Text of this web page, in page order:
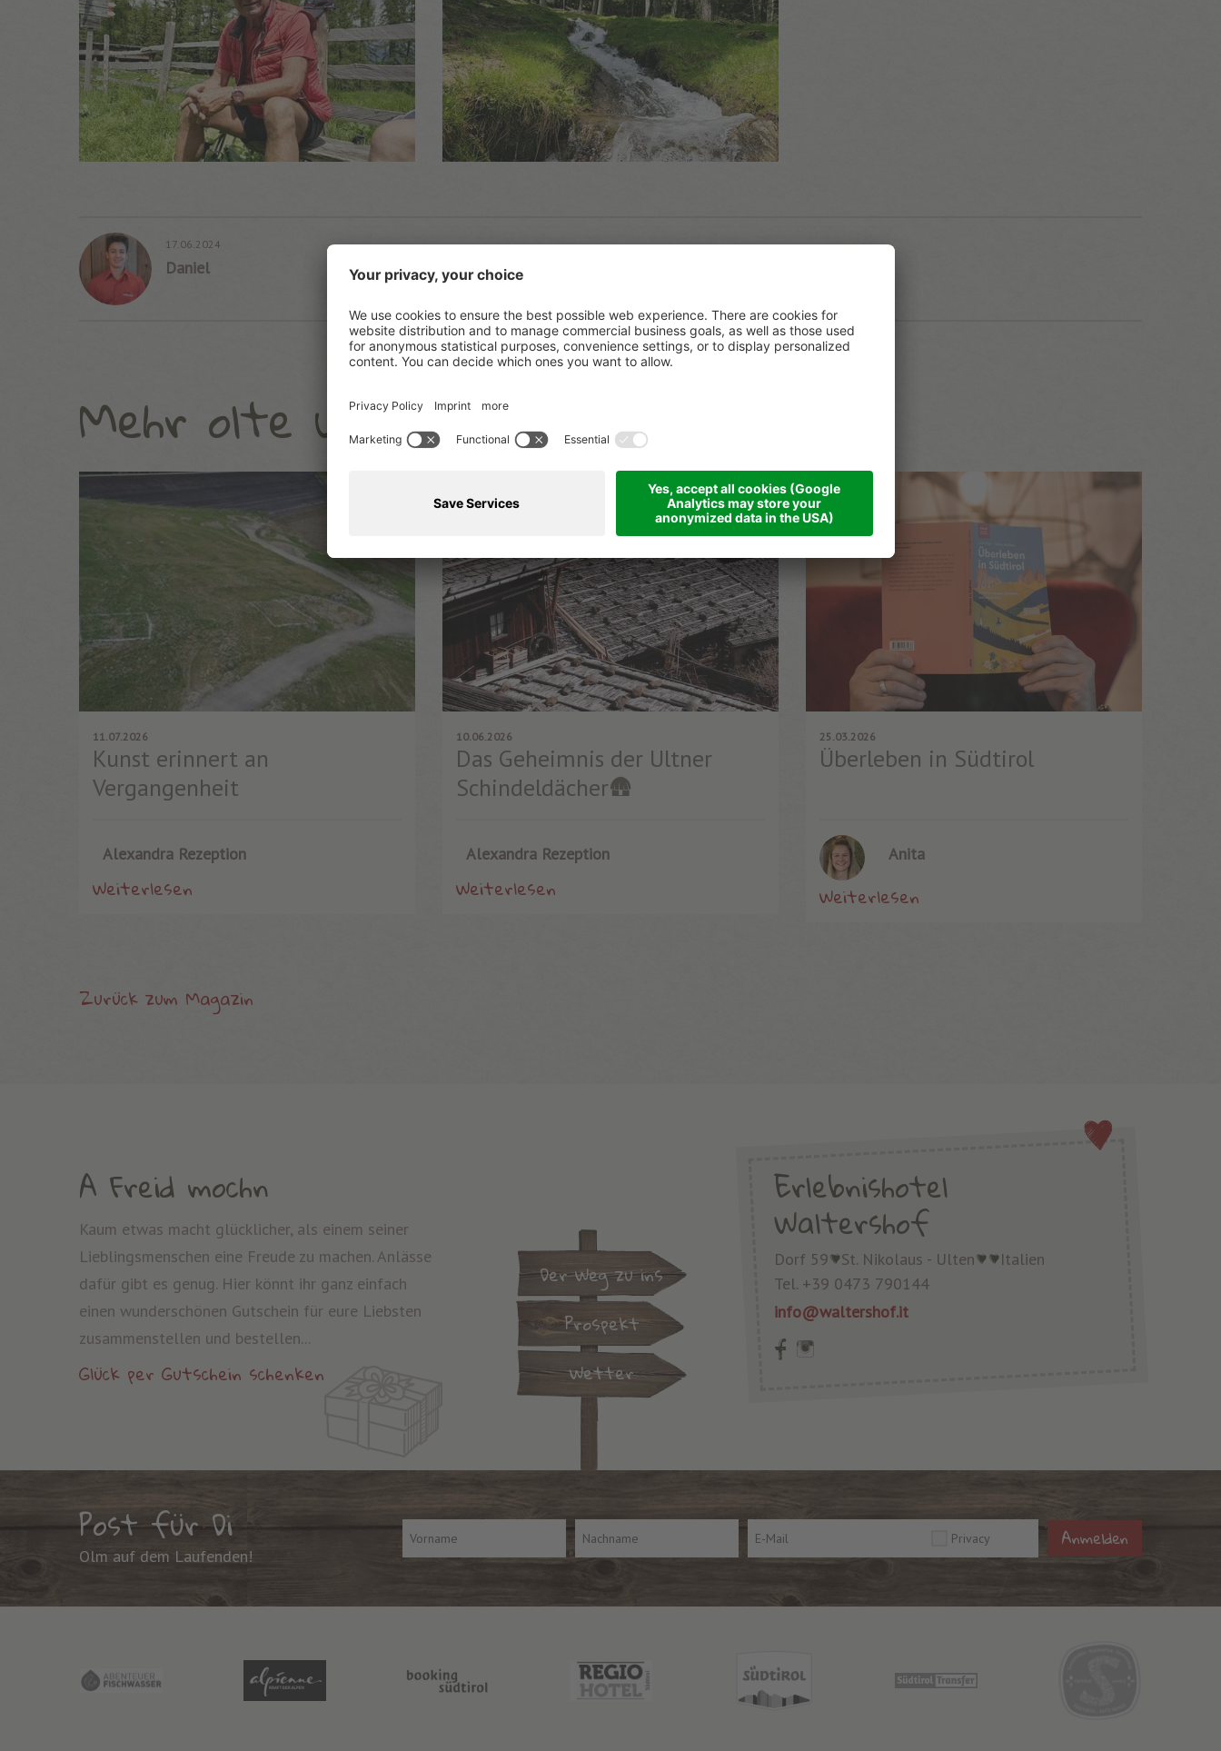
17.06.2024
Daniel
Mehr olte und nuie Gschichtn
11.07.2026
Kunst erinnert an
Vergangenheit
Alexandra Rezeption
Weiterlesen
10.06.2026
Das Geheimnis der Ultner
Schindeldächer🛖
Alexandra Rezeption
Weiterlesen
25.03.2026
Überleben in Südtirol
Anita
Weiterlesen
Zurück zum Magazin
A Freid mochn
Kaum etwas macht glücklicher, als einem seiner
Lieblingsmenschen eine Freude zu machen. Anlässe
dafür gibt es genug. Hier könnt ihr ganz einfach
einen wunderschönen Gutschein für eure Liebsten
zusammenstellen und bestellen...
Glück per Gutschein schenken
Der Weg zu ins
Prospekt
Wetter
Erlebnishotel
Waltershof
Dorf 59 St. Nikolaus - Ulten
Italien
Tel. +39 0473 790144
info@waltershof.it
Post für Di
Olm auf dem Laufenden!
Anmelden
Privacy